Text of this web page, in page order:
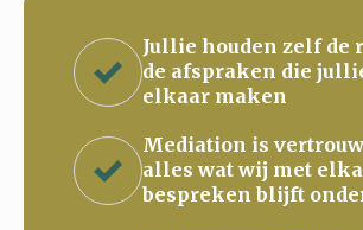
Jullie houden zelf de
de afspraken die
elkaar maken
Mediation is
alles wat wij met
bespreken blijft